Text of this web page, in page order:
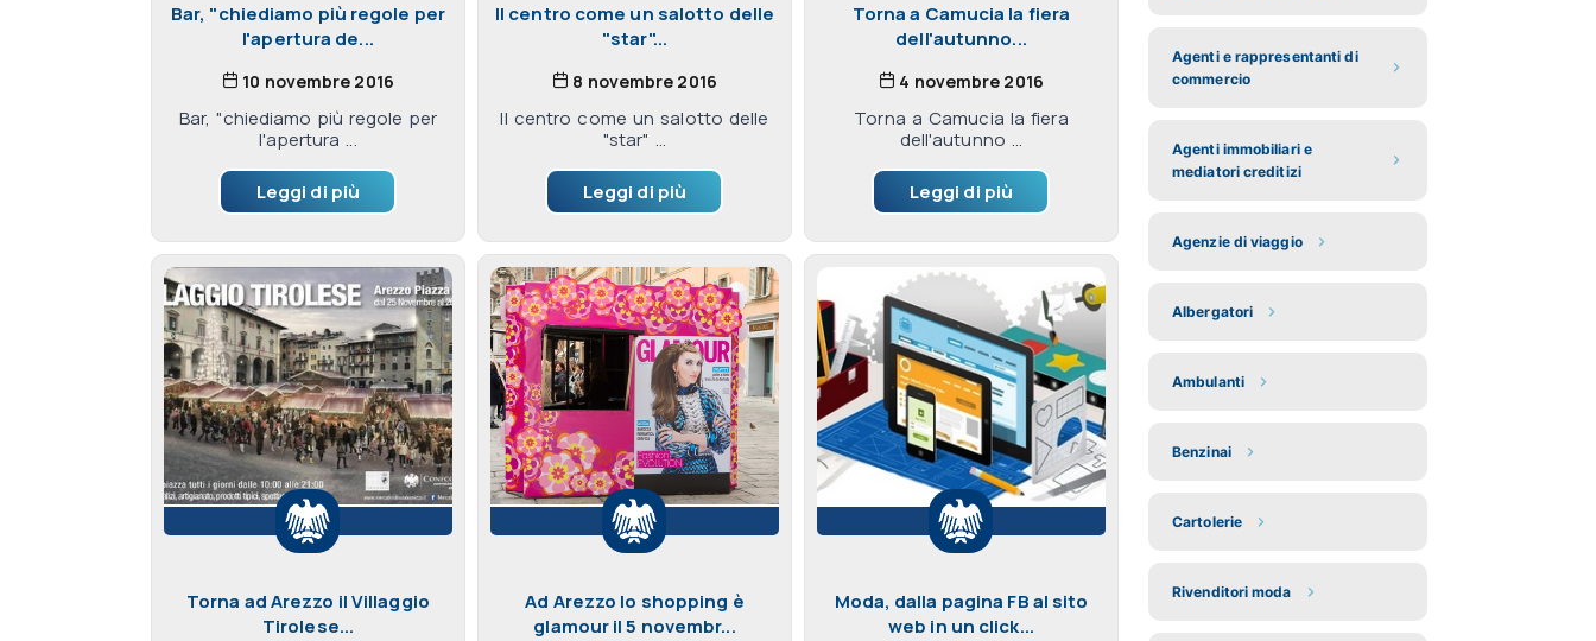
Bar, "chiediamo più regole per
l'apertura de...
10 novembre 2016
Bar, "chiediamo più regole per
l'apertura ...
Leggi di più
Il centro come un salotto delle
"star"...
8 novembre 2016
Il centro come un salotto delle
"star" ...
Leggi di più
Torna a Camucia la fiera
dell'autunno...
4 novembre 2016
Torna a Camucia la fiera
dell'autunno ...
Leggi di più
Torna ad Arezzo il Villaggio
Tirolese...
Ad Arezzo lo shopping è
glamour il 5 novembr...
Moda, dalla pagina FB al sito
web in un click...
Agenti e rappresentanti di
commercio
Agenti immobiliari e
mediatori creditizi
Agenzie di viaggio
Albergatori
Ambulanti
Benzinai
Cartolerie
Rivenditori moda